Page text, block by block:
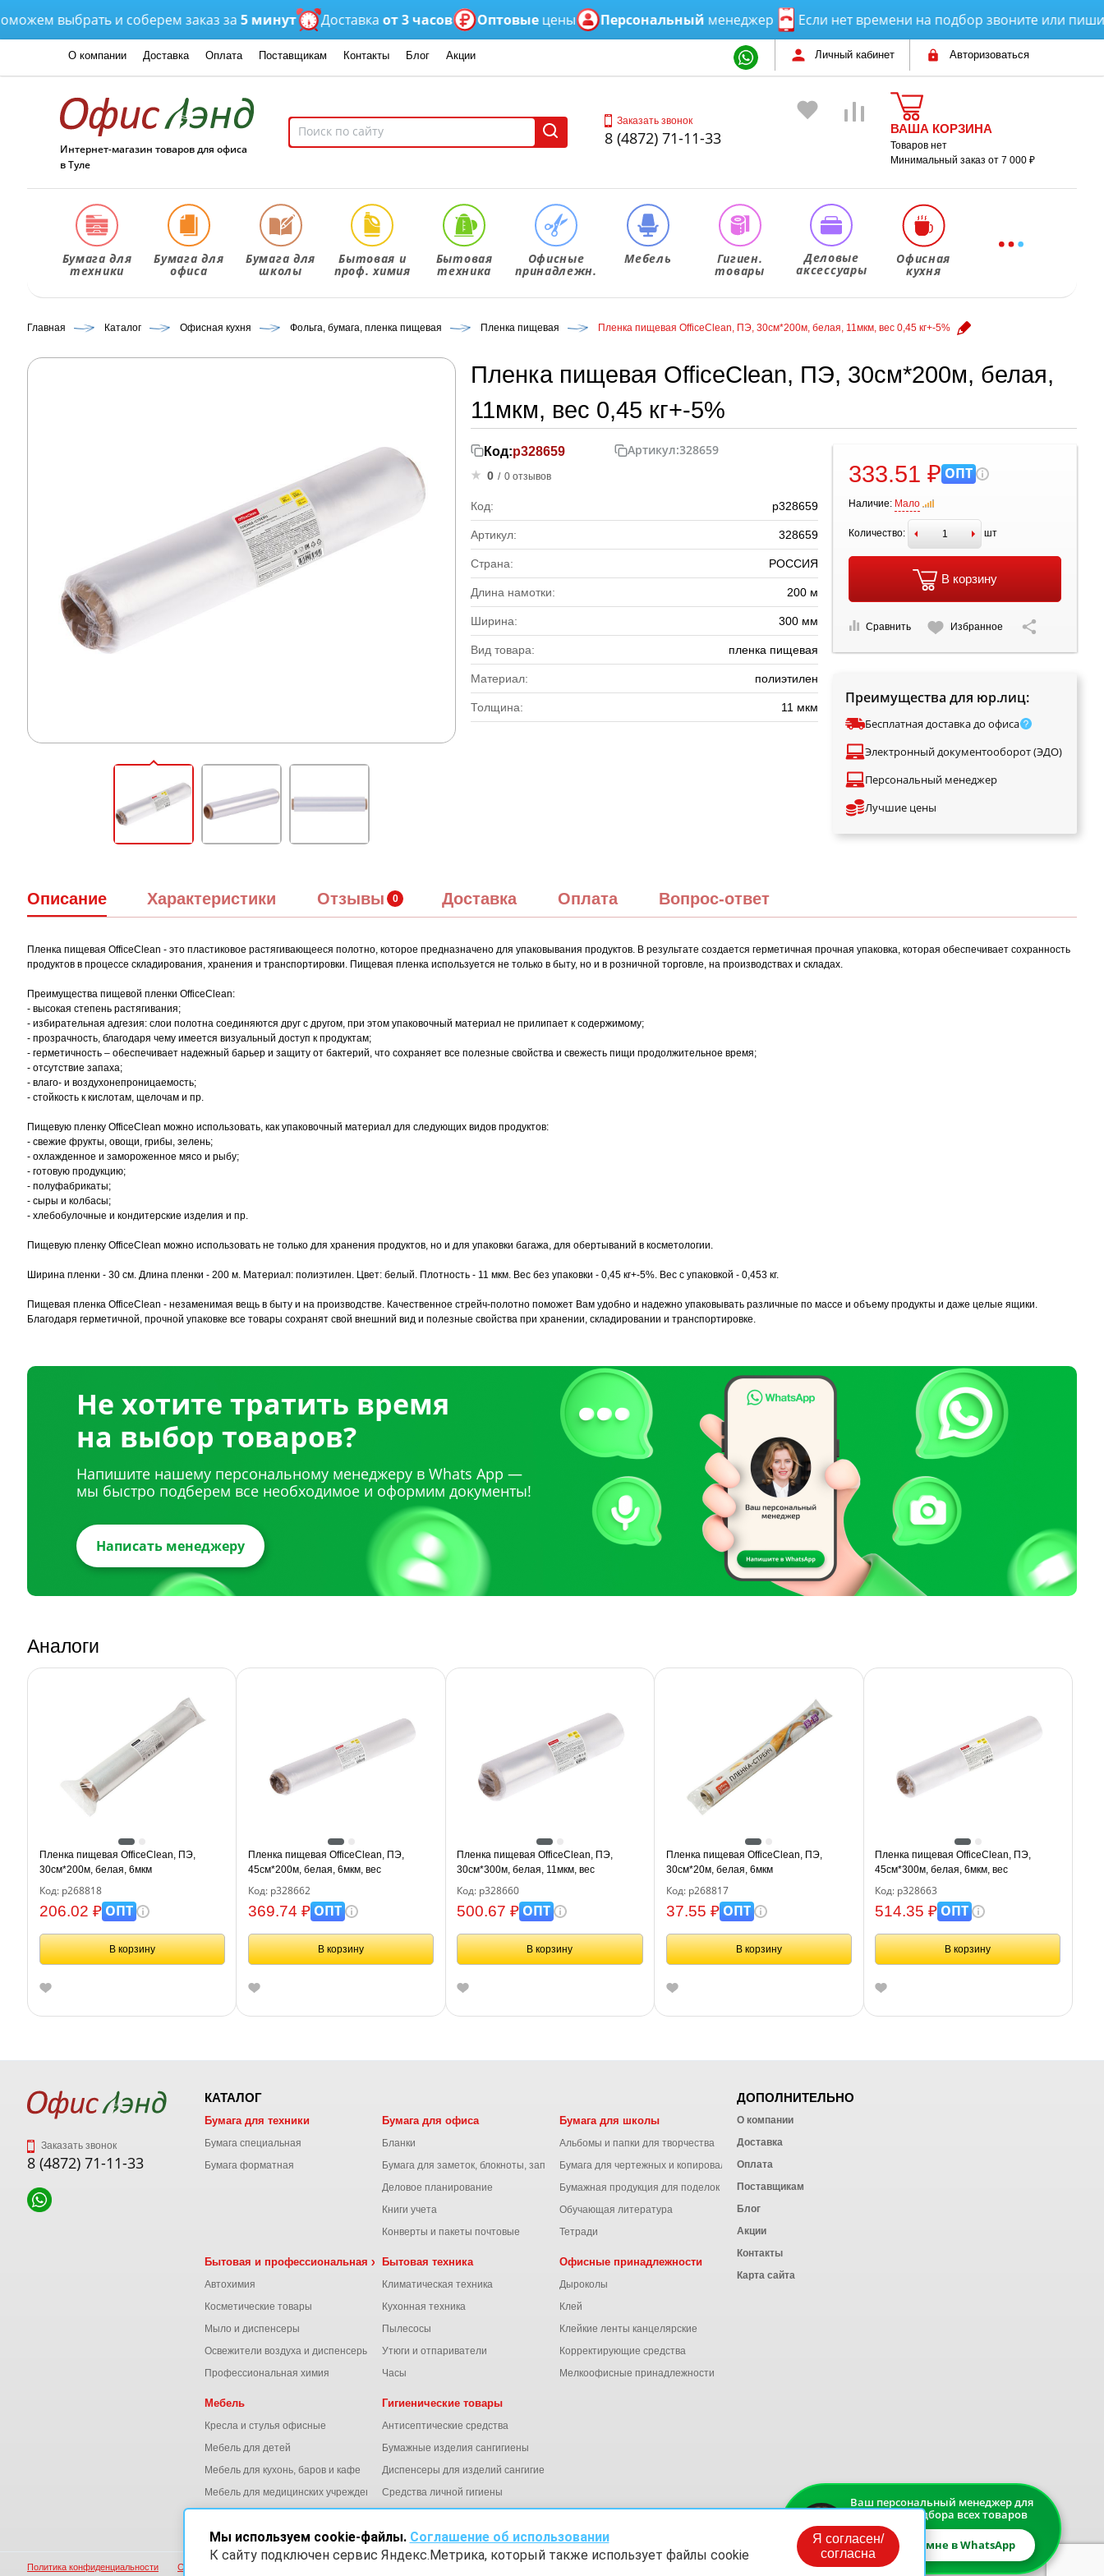
выбрать и соберем заказ за5 минут Доставкаот 3 часов Оптовыецены Персональныйменеджер Если нет времени на подбор звоните или пишите!
Личный кабинет Авторизоваться
О компании Доставка Оплата Поставщикам Контакты Блог Акции
Интернет-магазин товаров для офиса
в Туле
Заказать звонок
8 (4872) 71-11-33 ВАША КОРЗИНА
Товаров нет
Минимальный заказ от 7 000 ₽
Бумага для
техники
Бумага для
офиса
Бумага для
школы
Бытовая и
проф. химия
Бытовая
техника
Офисные
принадлежн.
Мебель Гигиен.
товары
Деловые
аксессуары
Офисная
кухня
Главная Каталог Офисная кухня Фольга, бумага, пленка пищевая Пленка пищевая Пленка пищевая OfficeClean, ПЭ, 30см*200м, белая, 11мкм, вес 0,45 кг+-5%
Пленка пищевая OfficeClean, ПЭ, 30см*200м, белая,
11мкм, вес 0,45 кг+-5%
Код:р328659 Артикул:328659
0 / 0 отзывов
Код: р328659
Артикул: 328659
Страна: РОССИЯ
Длина намотки: 200 м
Ширина: 300 мм
Вид товара: пленка пищевая
Материал: полиэтилен
Толщина: 11 мкм
333.51 ₽ ОПТ
Наличие: Мало
Количество: шт
В корзину
Сравнить Избранное
Преимущества для юр.лиц:
Бесплатная доставка до офиса
Электронный документооборот (ЭДО)
Персональный менеджер
Лучшие цены
Описание Характеристики Отзывы Доставка Оплата Вопрос-ответ
Пленка пищевая OfficeClean - это пластиковое растягивающееся полотно, которое предназначено для упаковывания продуктов. В результате создается герметичная прочная упаковка, которая обеспечивает сохранность
продуктов в процессе складирования, хранения и транспортировки. Пищевая пленка используется не только в быту, но и в розничной торговле, на производствах и складах.
Преимущества пищевой пленки OfficeClean:
- высокая степень растягивания;
- избирательная адгезия: слои полотна соединяются друг с другом, при этом упаковочный материал не прилипает к содержимому;
- прозрачность, благодаря чему имеется визуальный доступ к продуктам;
- герметичность – обеспечивает надежный барьер и защиту от бактерий, что сохраняет все полезные свойства и свежесть пищи продолжительное время;
- отсутствие запаха;
- влаго- и воздухонепроницаемость;
- стойкость к кислотам, щелочам и пр.
Пищевую пленку OfficeClean можно использовать, как упаковочный материал для следующих видов продуктов:
- свежие фрукты, овощи, грибы, зелень;
- охлажденное и замороженное мясо и рыбу;
- готовую продукцию;
- полуфабрикаты;
- сыры и колбасы;
- хлебобулочные и кондитерские изделия и пр.
Пищевую пленку OfficeClean можно использовать не только для хранения продуктов, но и для упаковки багажа, для обертываний в косметологии.
Ширина пленки - 30 см. Длина пленки - 200 м. Материал: полиэтилен. Цвет: белый. Плотность - 11 мкм. Вес без упаковки - 0,45 кг+-5%. Вес с упаковкой - 0,453 кг.
Пищевая пленка OfficeClean - незаменимая вещь в быту и на производстве. Качественное стрейч-полотно поможет Вам удобно и надежно упаковывать различные по массе и объему продукты и даже целые ящики.
Благодаря герметичной, прочной упаковке все товары сохранят свой внешний вид и полезные свойства при хранении, складировании и транспортировке.
Не хотите тратить время
на выбор товаров?
Напишите нашему персональному менеджеру в Whats App —
мы быстро подберем все необходимое и оформим документы!
Написать менеджеру
Аналоги
Пленка пищевая OfficeClean, ПЭ,
30см*200м, белая, 6мкм
Код: р268818
206.02 ₽ОПТ
В корзину
Пленка пищевая OfficeClean, ПЭ,
45см*200м, белая, 6мкм, вес
0,55кг+-5%
Код: р328662
369.74 ₽ОПТ
В корзину
Пленка пищевая OfficeClean, ПЭ,
30см*300м, белая, 11мкм, вес
0,63кг+-5%
Код: р328660
500.67 ₽ОПТ
В корзину
Пленка пищевая OfficeClean, ПЭ,
30см*20м, белая, 6мкм
Код: р268817
37.55 ₽ОПТ
В корзину
Пленка пищевая OfficeClean, ПЭ,
45см*300м, белая, 6мкм, вес
0,74кг+-5%
Код: р328663
514.35 ₽ОПТ
В корзину
Заказать звонок
8 (4872) 71-11-33
КАТАЛОГ
Бумага для техники
Бумага специальная
Бумага форматная
Бумага для офиса
Бланки
Бумага для заметок, блокноты, записные книжки
Деловое планирование
Книги учета
Конверты и пакеты почтовые
Бумага для школы
Альбомы и папки для творчества
Бумага для чертежных и копировальных работ
Бумажная продукция для поделок
Обучающая литература
Тетради
Бытовая и профессиональная химия
Автохимия
Косметические товары
Мыло и диспенсеры
Освежители воздуха и диспенсеры
Профессиональная химия
Бытовая техника
Климатическая техника
Кухонная техника
Пылесосы
Утюги и отпариватели
Часы
Офисные принадлежности
Дыроколы
Клей
Клейкие ленты канцелярские
Корректирующие средства
Мелкоофисные принадлежности
Мебель
Кресла и стулья офисные
Мебель для детей
Мебель для кухонь, баров и кафе
Мебель для медицинских учреждений
Гигиенические товары
Антисептические средства
Бумажные изделия сангигиены
Диспенсеры для изделий сангигиены
Средства личной гигиены
ДОПОЛНИТЕЛЬНО
О компании
Доставка
Оплата
Поставщикам
Блог
Акции
Контакты
Карта сайта
Политика конфиденциальности Согласие на обработку персональных данных
Ваш персональный менеджер для
быстрого подбора всех товаров
Напишите мне в WhatsApp
Мы используем cookie-файлы. Соглашение об использовании
К сайту подключен сервис Яндекс.Метрика, который также использует файлы cookie
Я согласен/
согласна